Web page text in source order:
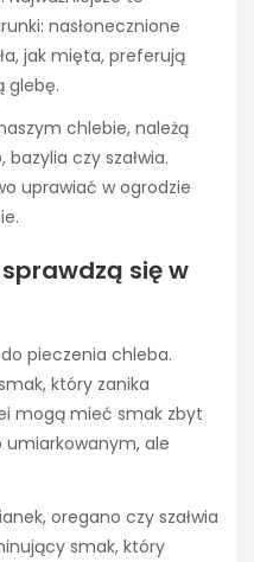
nasłonecznione
jak mięta, preferują
glebę.
chlebie, należą
czy szałwia.
uprawiać w ogrodzie
się w
pieczenia chleba.
który zanika
mogą mieć smak zbyt
umiarkowanym, ale
oregano czy szałwia
smak, który